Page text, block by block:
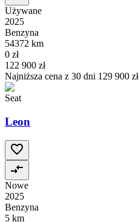
Używane
2025
Benzyna
54372 km
0 zł
122 900 zł
Najniższa cena z 30 dni 129 900 zł
Seat
Leon
Nowe
2025
Benzyna
5 km